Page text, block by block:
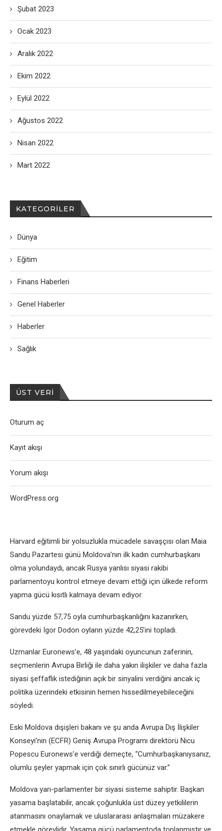
Harvard eğitimli bir yolsuzlukla mücadele savaşçısı olan Maia
Sandu Pazartesi günü Moldova’nın ilk kadın cumhurbaşkanı
olma yolundaydı, ancak Rusya yanlısı siyasi rakibi
parlamentoyu kontrol etmeye devam ettiği için ülkede reform
yapma gücü kısıtlı kalmaya devam ediyor.
Sandu yüzde 57,75 oyla cumhurbaşkanlığını kazanırken,
görevdeki Igor Dodon oyların yüzde 42,25’ini topladı.
Uzmanlar Euronews’e, 48 yaşındaki oyuncunun zaferinin,
seçmenlerin Avrupa Birliği ile daha yakın ilişkiler ve daha fazla
siyasi şeffaflık istediğinin açık bir sinyalini verdiğini ancak iç
politika üzerindeki etkisinin hemen hissedilmeyebileceğini
söyledi.
Eski Moldova dışişleri bakanı ve şu anda Avrupa Dış İlişkiler
Konseyi’nin (ECFR) Geniş Avrupa Programı direktörü Nicu
Popescu Euronews’e verdiği demeçte, “Cumhurbaşkanıysanız,
olumlu şeyler yapmak için çok sınırlı gücünüz var.”
Moldova yarı-parlamenter bir siyasi sisteme sahiptir. Başkan
yasama başlatabilir, ancak çoğunlukla üst düzey yetkililerin
atanmasını onaylamak ve uluslararası anlaşmaları müzakere
Şubat 2023
Ocak 2023
Aralık 2022
Ekim 2022
Eylül 2022
Ağustos 2022
Nisan 2022
Mart 2022
KATEGORILER
Dünya
Eğitim
Finans Haberleri
Genel Haberler
Haberler
Sağlık
ÜST VERI
Oturum aç
Kayıt akışı
Yorum akışı
WordPress.org